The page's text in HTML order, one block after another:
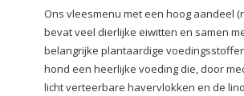
Ons vleesmenu met een hoog aandeel
bevat veel dierlijke eiwitten en samen
belangrijke plantaardige
hond een heerlijke voeding die, door
licht verteerbare havervlokken en de